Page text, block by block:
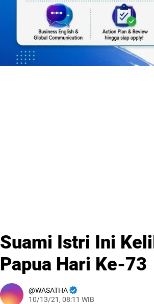
Suami Istri Ini
Papua Hari Ke-73
WASATHA
10/13/21, 08:11 WIB